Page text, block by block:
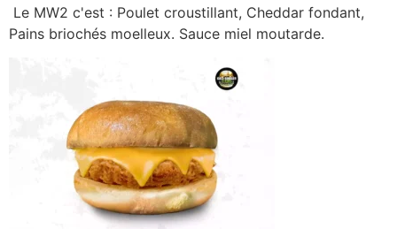
Le MW2 c'est : Poulet croustillant, Cheddar fondant,
Pains briochés moelleux. Sauce miel moutarde.